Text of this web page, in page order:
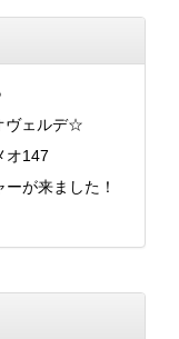
ヴェルデ☆
オ147
が来ました！